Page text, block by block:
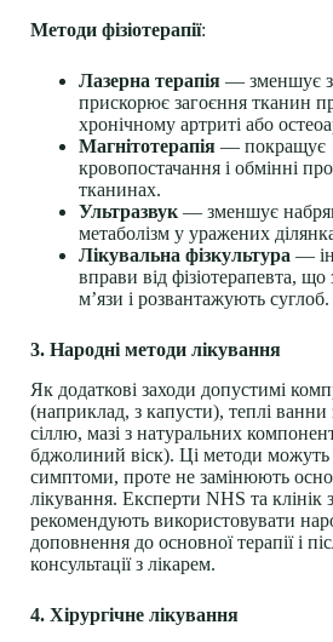
Методи фізіотерапії:
Лазерна терапія — зменшує
прискорює загоєння тканин
хронічному артриті або
Магнітотерапія — покращує
кровопостачання і обмінні
тканинах.
Ультразвук — зменшує
метаболізм у уражених
Лікувальна фізкультура —
вправи від фізіотерапевта,
м’язи і розвантажують суглоб.
3. Народні методи лікування
Як додаткові заходи допустимі
(наприклад, з капусти), теплі
сіллю, мазі з натуральних
бджолиний віск). Ці методи можуть
симптоми, проте не замінюють
лікування. Експерти NHS та клінік з
рекомендують використовувати
доповнення до основної терапії і
консультації з лікарем.
4. Хірургічне лікування